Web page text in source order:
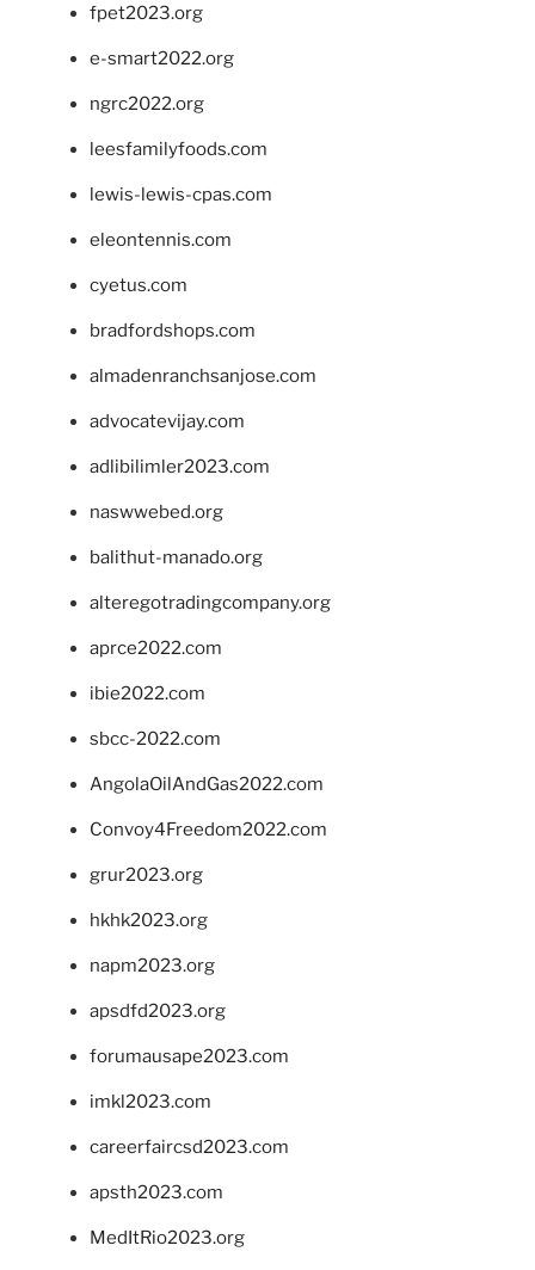
fpet2023.org
e-smart2022.org
ngrc2022.org
leesfamilyfoods.com
lewis-lewis-cpas.com
eleontennis.com
cyetus.com
bradfordshops.com
almadenranchsanjose.com
advocatevijay.com
adlibilimler2023.com
naswwebed.org
balithut-manado.org
alteregotradingcompany.org
aprce2022.com
ibie2022.com
sbcc-2022.com
AngolaOilAndGas2022.com
Convoy4Freedom2022.com
grur2023.org
hkhk2023.org
napm2023.org
apsdfd2023.org
forumausape2023.com
imkl2023.com
careerfaircsd2023.com
apsth2023.com
MedItRio2023.org